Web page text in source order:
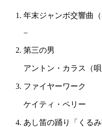
年末ジャンボ交響曲
−
第三の男
アントン・カラス（唄
ファイヤーワーク
ケイティ・ペリー
あし笛の踊り「くる